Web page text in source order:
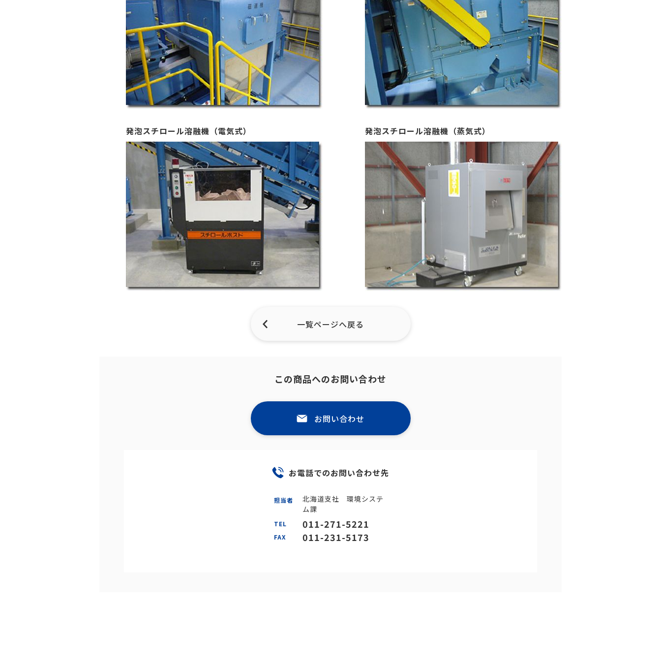
発泡スチロール溶融機（電気式） 発泡スチロール溶融機（蒸気式）
一覧ページへ戻る
この商品へのお問い合わせ
お問い合わせ
お電話でのお問い合わせ先
担当者
北海道支社 環境システ
ム課
TEL 011-271-5221
FAX 011-231-5173